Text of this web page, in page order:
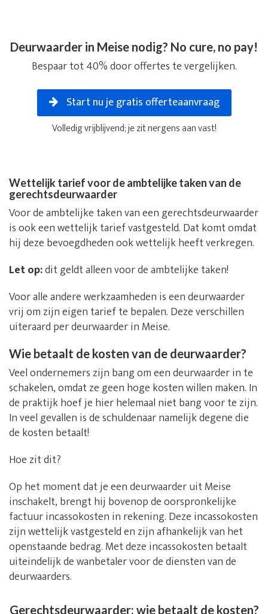
Deurwaarder in Meise nodig? No cure, no pay!
Bespaar tot 40% door offertes te vergelijken.
Start nu je gratis offerteaanvraag
Volledig vrijblijvend; je zit nergens aan vast!
Wettelijk tarief voor de ambtelijke taken van de
gerechtsdeurwaarder
Voor de ambtelijke taken van een gerechtsdeurwaarder
is ook een wettelijk tarief vastgesteld. Dat komt omdat
hij deze bevoegdheden ook wettelijk heeft verkregen.
Let op:dit geldt alleen voor de ambtelijke taken!
Voor alle andere werkzaamheden is een deurwaarder
vrij om zijn eigen tarief te bepalen. Deze verschillen
uiteraard per deurwaarder in Meise.
Wie betaalt de kosten van de deurwaarder?
Veel ondernemers zijn bang om een deurwaarder in te
schakelen, omdat ze geen hoge kosten willen maken. In
de praktijk hoef je hier helemaal niet bang voor te zijn.
In veel gevallen is de schuldenaar namelijk degene die
de kosten betaalt!
Hoe zit dit?
Op het moment dat je een deurwaarder uit Meise
inschakelt, brengt hij bovenop de oorspronkelijke
factuur incassokosten in rekening. Deze incassokosten
zijn wettelijk vastgesteld en zijn afhankelijk van het
openstaande bedrag. Met deze incassokosten betaalt
uiteindelijk de wanbetaler voor de diensten van de
deurwaarders.
Gerechtsdeurwaarder: wie betaalt de kosten?